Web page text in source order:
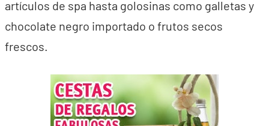
artículos de spa hasta golosinas como galletas y
chocolate negro importado o frutos secos
frescos.